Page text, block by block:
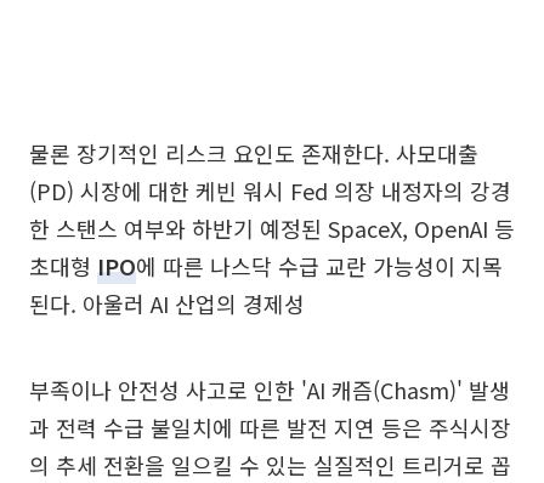
물론 장기적인 리스크 요인도 존재한다. 사모대출
(PD) 시장에 대한 케빈 워시 Fed 의장 내정자의 강경
한 스탠스 여부와 하반기 예정된 SpaceX, OpenAI 등
초대형 IPO에 따른 나스닥 수급 교란 가능성이 지목
된다. 아울러 AI 산업의 경제성
부족이나 안전성 사고로 인한 'AI 캐즘(Chasm)' 발생
과 전력 수급 불일치에 따른 발전 지연 등은 주식시장
의 추세 전환을 일으킬 수 있는 실질적인 트리거로 꼽